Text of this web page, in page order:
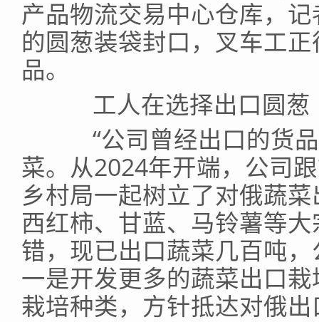
产品物流交易中心仓库，
的圆葱装袋封口，叉车工
品。
工人在选择出口圆葱
“公司曾经出口的货品
菜。从2024年开端，公司
乡村局一起树立了对俄蔬
西红柿、甘蓝、马铃薯等
错，现已出口蔬菜几百吨
一是开发更多的蔬菜出口
栽培种类，方针抵达对俄